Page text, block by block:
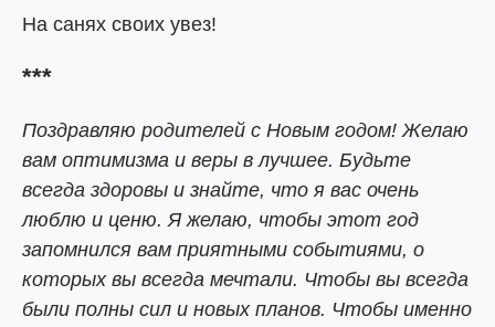
На санях своих увез!
***
Поздравляю родителей с Новым годом! Желаю
вам оптимизма и веры в лучшее. Будьте
всегда здоровы и знайте, что я вас очень
люблю и ценю. Я желаю, чтобы этот год
запомнился вам приятными событиями, о
которых вы всегда мечтали. Чтобы вы всегда
были полны сил и новых планов. Чтобы именно